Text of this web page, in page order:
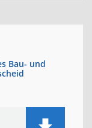
Bau- und